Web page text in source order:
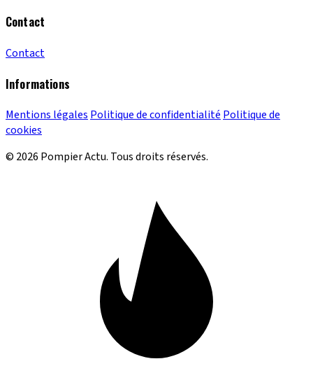
Contact
Contact
Informations
Mentions légales Politique de confidentialité Politique de
cookies
© 2026 Pompier Actu. Tous droits réservés.